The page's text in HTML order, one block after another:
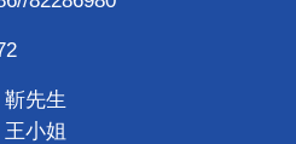
靳先生
王小姐